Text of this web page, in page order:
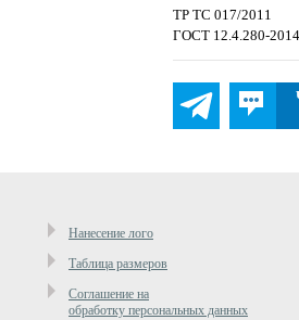
ТР ТС 017/2011
ГОСТ 12.4.280-2014
Нанесение лого
Таблица размеров
Cоглашение на
обработку персональных данных